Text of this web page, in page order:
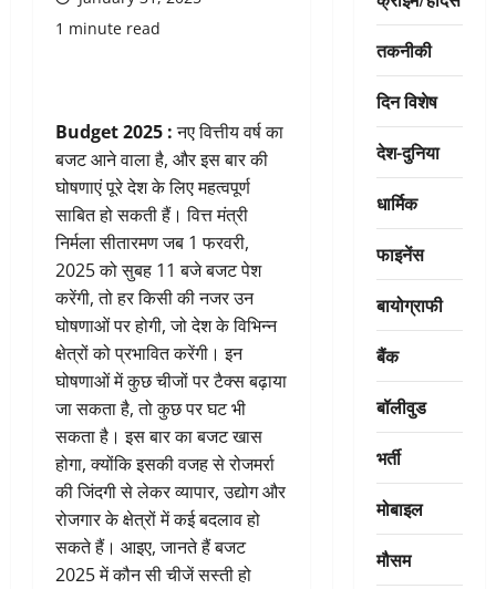
1 minute read
Budget 2025 :नए वित्तीय वर्ष का
बजट आने वाला है, और इस बार की
घोषणाएं पूरे देश के लिए महत्वपूर्ण
साबित हो सकती हैं। वित्त मंत्री
निर्मला सीतारमण जब 1 फरवरी,
2025 को सुबह 11 बजे बजट पेश
करेंगी, तो हर किसी की नजर उन
घोषणाओं पर होगी, जो देश के विभिन्न
क्षेत्रों को प्रभावित करेंगी। इन
घोषणाओं में कुछ चीजों पर टैक्स बढ़ाया
जा सकता है, तो कुछ पर घट भी
सकता है। इस बार का बजट खास
होगा, क्योंकि इसकी वजह से रोजमर्रा
की जिंदगी से लेकर व्यापार, उद्योग और
रोजगार के क्षेत्रों में कई बदलाव हो
सकते हैं। आइए, जानते हैं बजट
2025 में कौन सी चीजें सस्ती हो
तकनीकी
दिन विशेष
देश-दुनिया
धार्मिक
फाइनेंस
बायोग्राफी
बैंक
बॉलीवुड
भर्ती
मोबाइल
मौसम